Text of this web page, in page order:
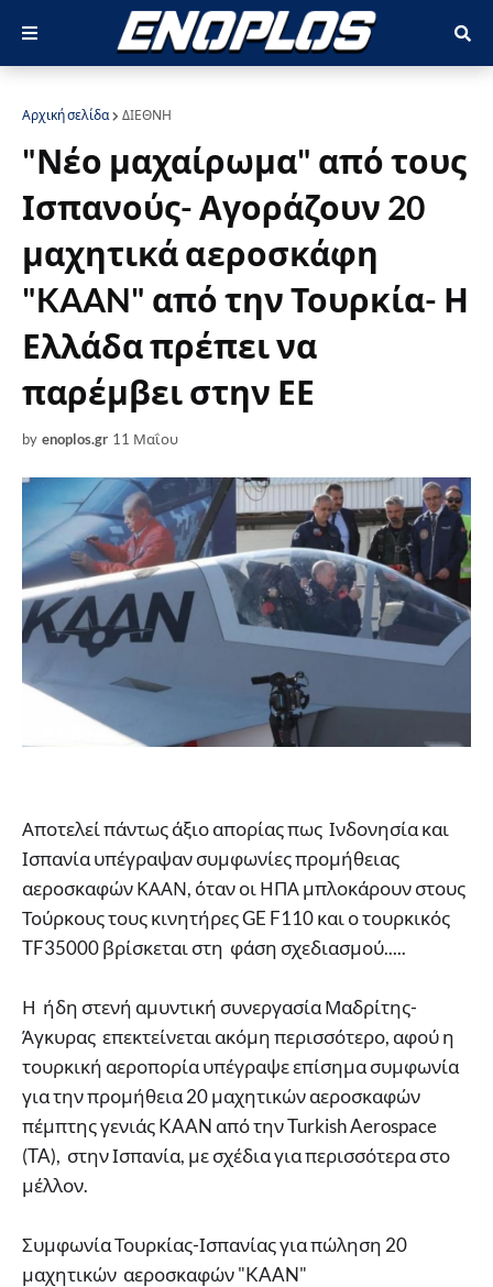
Αρχική σελίδα ΔΙΕΘΝΗ
"Νέο μαχαίρωμα" από τους
Ισπανούς- Αγοράζουν 20
μαχητικά αεροσκάφη
"KAAN" από την Τουρκία- Η
Ελλάδα πρέπει να
παρέμβει στην ΕΕ
by enoplos.gr 11 Μαΐου
Αποτελεί πάντως άξιο απορίας πως Ινδονησία και
Ισπανία υπέγραψαν συμφωνίες προμήθειας
αεροσκαφών ΚΑΑΝ, όταν οι ΗΠΑ μπλοκάρουν στους
Τούρκους τους κινητήρες GE F110 και ο τουρκικός
TF35000 βρίσκεται στη φάση σχεδιασμού.....
Η ήδη στενή αμυντική συνεργασία Μαδρίτης-
Άγκυρας επεκτείνεται ακόμη περισσότερο, αφού η
τουρκική αεροπορία υπέγραψε επίσημα συμφωνία
για την προμήθεια 20 μαχητικών αεροσκαφών
πέμπτης γενιάς KAAN από την Turkish Aerospace
(TA), στην Ισπανία, με σχέδια για περισσότερα στο
μέλλον.
Συμφωνία Τουρκίας-Ισπανίας για πώληση 20
μαχητικών αεροσκαφών "KAAN"